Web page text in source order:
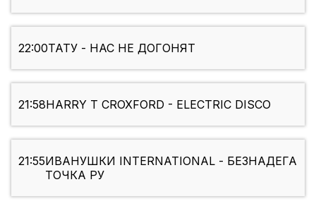
22:00ТАТУ - НАС НЕ ДОГОНЯТ
21:58HARRY T CROXFORD - ELECTRIC DISCO
21:55ИВАНУШКИ INTERNATIONAL - БЕЗНАДЕГА
ТОЧКА РУ